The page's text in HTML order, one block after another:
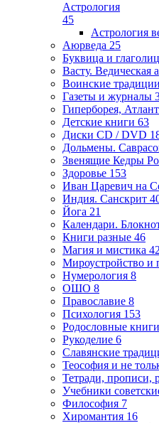
Астрология
45
Астрология
Аюрведа 25
Буквица и
Васту. Ведическая
Воинские
Газеты и журналы
Гиперборея,
Детские книги 63
Диски CD / DVD
Дольмены.
Звенящие Кедры
Здоровье 153
Иван Царевич на
Индия. Санскрит
Йога 21
Календари.
Книги разные 46
Магия и мистика 42
Мироустройство и
Нумерология 8
ОШО 8
Православие 8
Психология 153
Родословные книги
Рукоделие 6
Славянские
Теософия и не
Тетради, прописи,
Учебники
Философия 7
Хиромантия 16